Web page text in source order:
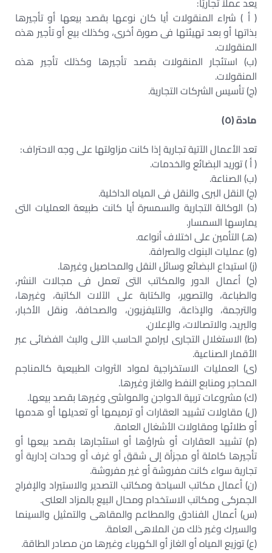
( أ ) شراء المنقولات أيا كان نوعها بقصد بيعها أو تأجيرها
بذاتها أو بعد تهيئتها فى صورة أخرى، وكذلك بيع أو تأجير هذه
المنقولات.
(ب) استئجار المنقولات بقصد تأجيرها وكذلك تأجير هذه
المنقولات.
(ج) تأسيس الشركات التجارية.
مادة (٥)
تعد الأعمال الآتية تجارية إذا كانت مزاولتها على وجه الاحتراف:
( أ ) توريد البضائع والخدمات.
(ب) الصناعة.
(ج) النقل البرى والنقل فى المياه الداخلية.
(د) الوكالة التجارية والسمسرة أيا كانت طبيعة العمليات التى
يمارسها السمسار.
(هـ) التأمين على اختلاف أنواعه.
(و) عمليات البنوك والصرافة.
(ز) استيداع البضائع وسائل النقل والمحاصيل وغيرها.
(ح) أعمال الدور والمكاتب التى تعمل فى مجالات النشر،
والطباعة، والتصوير، والكتابة على الآلات الكاتبة، وغيرها،
والترجمة، والإذاعة، والتليفزيون، والصحافة، ونقل الأخبار،
والبريد، والاتصالات، والإعلان.
(ط) الاستغلال التجارى لبرامج الحاسب الآلى والبث الفضائى عبر
الأقمار الصناعية.
(ى) العمليات الاستخراجية لمواد الثروات الطبيعية كالمناجم
المحاجر ومنابع النفط والغاز وغيرها.
(ك) مشروعات تربية الدواجن والمواشى وغيرها بقصد بيعها.
(ل) مقاولات تشييد العقارات أو ترميمها أو تعديلها أو هدمها
أو طلائها ومقاولات الأشغال العامة.
(م) تشييد العقارات أو شراؤها أو استئجارها بقصد بيعها أو
تأجيرها كاملة أو مجزأة إلى شقق أو غرف أو وحدات إدارية أو
تجارية سواء كانت مفروشة أو غير مفروشة.
(ن) أعمال مكاتب السياحة ومكاتب التصدير والاستيراد والإفراج
الجمركى ومكاتب الاستخدام ومحال البيع بالمزاد العلنى.
(س) أعمال الفنادق والمطاعم والمقاهى والتمثيل والسينما
والسيرك وغير ذلك من الملاهى العامة.
(ع) توزيع المياه أو الغاز أو الكهرباء وغيرها من مصادر الطاقة.